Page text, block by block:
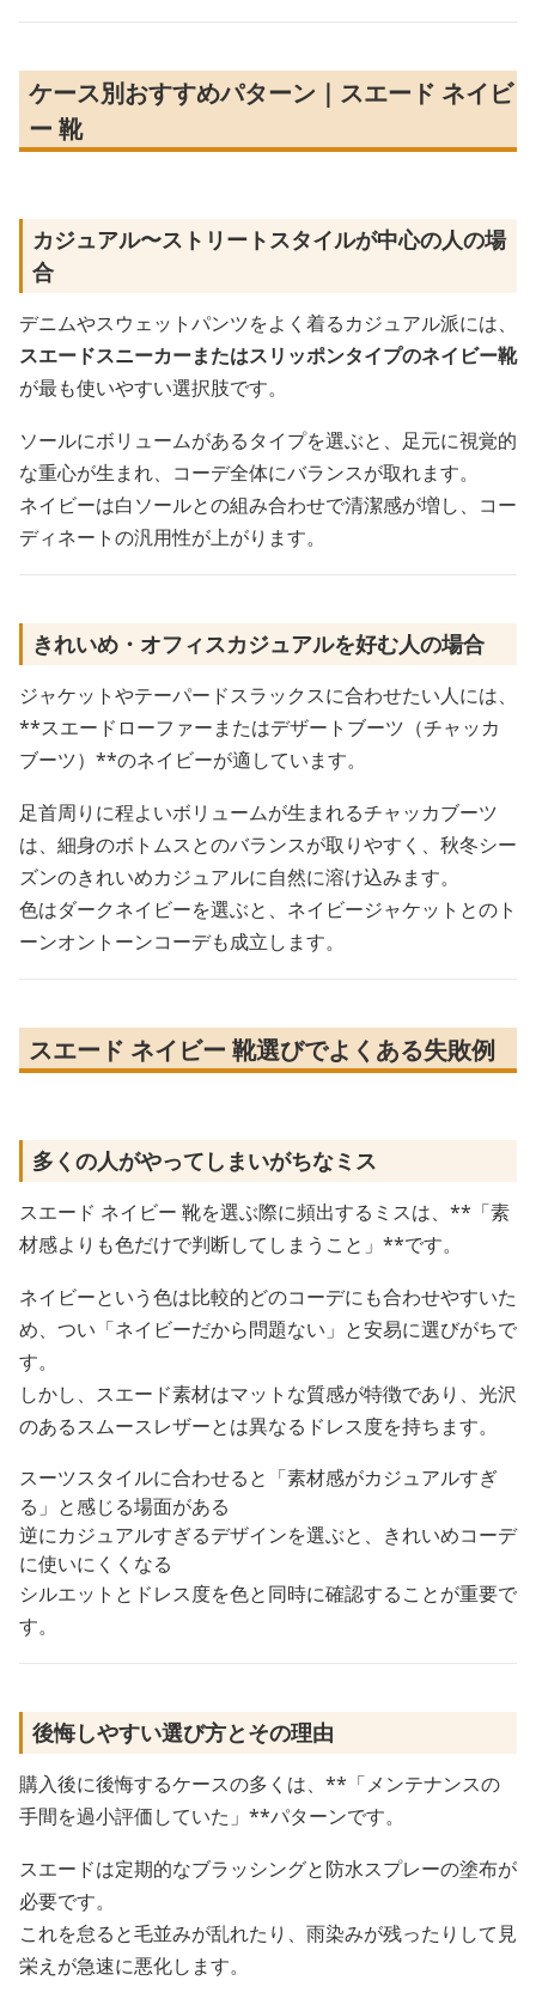
ケース別おすすめパターン｜スエード ネイビ
ー 靴
カジュアル〜ストリートスタイルが中心の人の場
合
デニムやスウェットパンツをよく着るカジュアル派には、
スエードスニーカーまたはスリッポンタイプのネイビー靴
が最も使いやすい選択肢です。
ソールにボリュームがあるタイプを選ぶと、足元に視覚的
な重心が生まれ、コーデ全体にバランスが取れます。
ネイビーは白ソールとの組み合わせで清潔感が増し、コー
ディネートの汎用性が上がります。
きれいめ・オフィスカジュアルを好む人の場合
ジャケットやテーパードスラックスに合わせたい人には、
**スエードローファーまたはデザートブーツ（チャッカ
ブーツ）**のネイビーが適しています。
足首周りに程よいボリュームが生まれるチャッカブーツ
は、細身のボトムスとのバランスが取りやすく、秋冬シー
ズンのきれいめカジュアルに自然に溶け込みます。
色はダークネイビーを選ぶと、ネイビージャケットとのト
ーンオントーンコーデも成立します。
スエード ネイビー 靴選びでよくある失敗例
多くの人がやってしまいがちなミス
スエード ネイビー 靴を選ぶ際に頻出するミスは、**「素
材感よりも色だけで判断してしまうこと」**です。
ネイビーという色は比較的どのコーデにも合わせやすいた
め、つい「ネイビーだから問題ない」と安易に選びがちで
す。
しかし、スエード素材はマットな質感が特徴であり、光沢
のあるスムースレザーとは異なるドレス度を持ちます。
スーツスタイルに合わせると「素材感がカジュアルすぎ
る」と感じる場面がある
逆にカジュアルすぎるデザインを選ぶと、きれいめコーデ
に使いにくくなる
シルエットとドレス度を色と同時に確認することが重要で
す。
後悔しやすい選び方とその理由
購入後に後悔するケースの多くは、**「メンテナンスの
手間を過小評価していた」**パターンです。
スエードは定期的なブラッシングと防水スプレーの塗布が
必要です。
これを怠ると毛並みが乱れたり、雨染みが残ったりして見
栄えが急速に悪化します。